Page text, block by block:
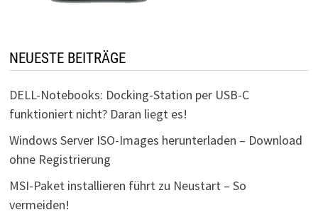
NEUESTE BEITRÄGE
DELL-Notebooks: Docking-Station per USB-C
funktioniert nicht? Daran liegt es!
Windows Server ISO-Images herunterladen – Download
ohne Registrierung
MSI-Paket installieren führt zu Neustart – So
vermeiden!